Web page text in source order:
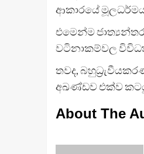
ආකාරයේ
එමෙන්ම
වටිනාකම්වල
තවද,
අඛණ්ඩව එක්ව
About The